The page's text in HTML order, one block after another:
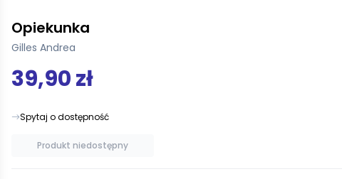
Opiekunka
Gilles Andrea
39,90 zł
Spytaj o dostępność
Produkt niedostępny